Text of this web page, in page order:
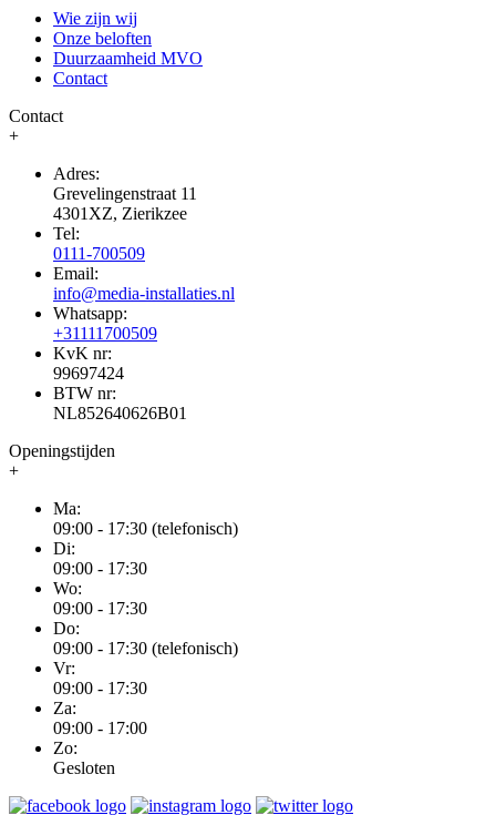
Wie zijn wij
Onze beloften
Duurzaamheid MVO
Contact
Contact
+
Adres:
Grevelingenstraat 11
4301XZ, Zierikzee
Tel:
0111-700509
Email:
info@media-installaties.nl
Whatsapp:
+31111700509
KvK nr:
99697424
BTW nr:
NL852640626B01
Openingstijden
+
Ma:
09:00 - 17:30 (telefonisch)
Di:
09:00 - 17:30
Wo:
09:00 - 17:30
Do:
09:00 - 17:30 (telefonisch)
Vr:
09:00 - 17:30
Za:
09:00 - 17:00
Zo:
Gesloten